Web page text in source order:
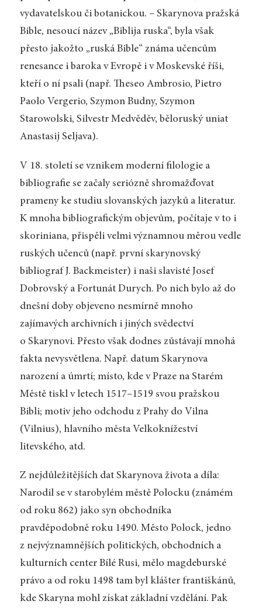
vydavatelskou či botanickou. – Skarynova pražská
Bible, nesoucí název „Biblija ruska“, byla však
přesto jakožto „ruská Bible“ známa učencům
renesance i baroka v Evropě i v Moskevské říši,
kteří o ní psali (např. Theseo Ambrosio, Pietro
Paolo Vergerio, Szymon Budny, Szymon
Starowolski, Silvestr Medvěděv, běloruský uniat
Anastasij Seljava).
V 18. století se vznikem moderní filologie a
bibliografie se začaly seriózně shromažďovat
prameny ke studiu slovanských jazyků a literatur.
K mnoha bibliografickým objevům, počítaje v to i
skoriniana, přispěli velmi významnou měrou vedle
ruských učenců (např. první skarynovský
bibliograf J. Backmeister) i naši slavisté Josef
Dobrovský a Fortunát Durych. Po nich bylo až do
dnešní doby objeveno nesmírně mnoho
zajímavých archivních i jiných svědectví
o Skarynovi. Přesto však dodnes zůstávají mnohá
fakta nevysvětlena. Např. datum Skarynova
narození a úmrtí; místo, kde v Praze na Starém
Městě tiskl v letech 1517–1519 svou pražskou
Bibli; motiv jeho odchodu z Prahy do Vilna
(Vilnius), hlavního města Velkoknížeství
litevského, atd.
Z nejdůležitějších dat Skarynova života a díla:
Narodil se v starobylém městě Polocku (známém
od roku 862) jako syn obchodníka
pravděpodobně roku 1490. Město Polock, jedno
z nejvýznamnějších politických, obchodních a
kulturních center Bílé Rusi, mělo magdeburské
právo a od roku 1498 tam byl klášter františkánů,
kde Skaryna mohl získat základní vzdělání. Pak